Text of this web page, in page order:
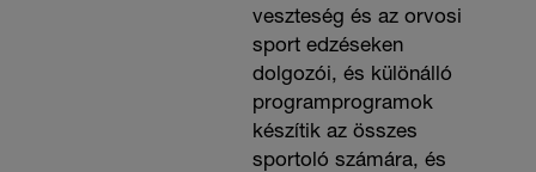
veszteség és az orvosi
sport edzéseken
dolgozói, és különálló
programprogramok
készítik az összes
sportoló számára, és